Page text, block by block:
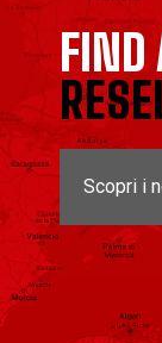
FIND
Scopri i